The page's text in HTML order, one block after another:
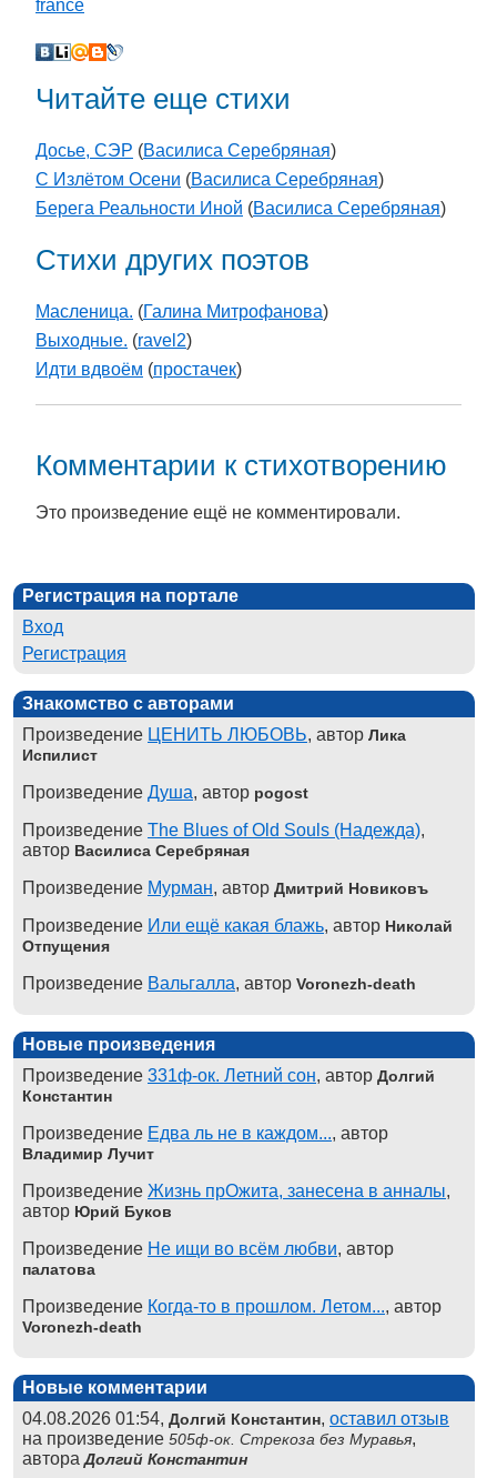
france
Читайте еще стихи
Досье, СЭР (Василиса Серебряная)
С Излётом Осени (Василиса Серебряная)
Берега Реальности Иной (Василиса Серебряная)
Стихи других поэтов
Масленица. (Галина Митрофанова)
Выходные. (ravel2)
Идти вдвоём (простачек)
Комментарии к стихотворению
Это произведение ещё не комментировали.
Регистрация на портале
Вход
Регистрация
Знакомство с авторами
Произведение ЦЕНИТЬ ЛЮБОВЬ, автор Лика
Испилист
Произведение Душа, автор pogost
Произведение The Blues of Old Souls (Надежда),
автор Василиса Серебряная
Произведение Мурман, автор Дмитрий Новиковъ
Произведение Или ещё какая блажь, автор Николай
Отпущения
Произведение Вальгалла, автор Voronezh-death
Новые произведения
Произведение 331ф-ок. Летний сон, автор Долгий
Константин
Произведение Едва ль не в каждом..., автор
Владимир Лучит
Произведение Жизнь прОжита, занесена в анналы,
автор Юрий Буков
Произведение Не ищи во всём любви, автор
палатова
Произведение Когда-то в прошлом. Летом..., автор
Voronezh-death
Новые комментарии
04.08.2026 01:54, Долгий Константин, оставил отзыв
на произведение 505ф-ок. Стрекоза без Муравья,
автораДолгий Константин